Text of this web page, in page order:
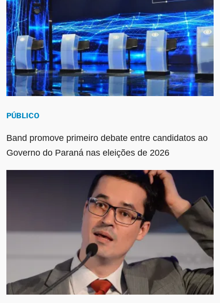
PÚBLICO
Band promove primeiro debate entre candidatos ao
Governo do Paraná nas eleições de 2026